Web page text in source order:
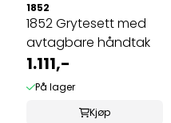
1852
1852 Grytesett med
avtagbare håndtak
1.111,-
På lager
Kjøp